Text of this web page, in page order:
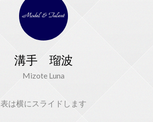
溝手 瑠波
Mizote Luna
表は横にスライドします